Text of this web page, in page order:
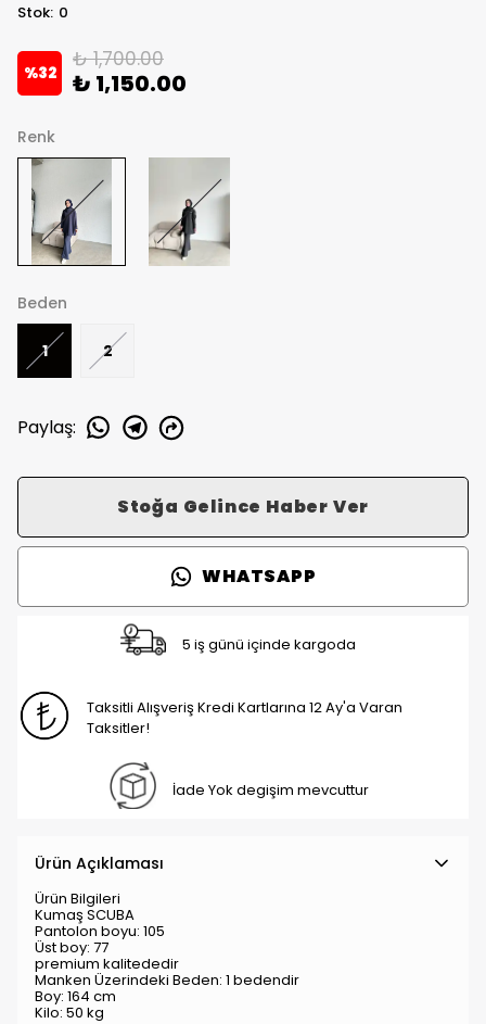
Stok: 0
%32
₺ 1,700.00
₺ 1,150.00
Renk
Beden
1 2
Paylaş:
Stoğa Gelince Haber Ver
WHATSAPP
5 iş günü içinde kargoda
Taksitli Alışveriş Kredi Kartlarına 12 Ay'a Varan
Taksitler!
İade Yok degişim mevcuttur
Ürün Açıklaması
Ürün Bilgileri
Kumaş SCUBA
Pantolon boyu: 105
Üst boy: 77
premium kalitededir
Manken Üzerindeki Beden: 1 bedendir
Boy: 164 cm
Kilo: 50 kg